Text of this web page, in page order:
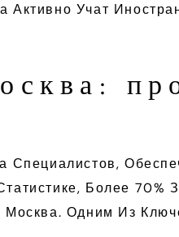
Активно Учат
Специалистов,
Более
Одним Из